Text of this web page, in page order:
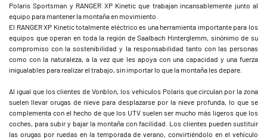
Polaris Sportsman y RANGER XP Kinetic que trabajan incansablemente junto al
equipo para mantener la montaña en movimiento.
El RANGER XP Kinetic totalmente eléctrico es una herramienta importante para los
equipos que operan en toda la región de Saalbach Hinterglemm, sinónimo de su
compromiso con la sostenibilidad y la responsabilidad tanto con las personas
como con la naturaleza, a la vez que les apoya con una capacidad y una fuerza
inigualables para realizar el trabajo, sin importar lo que la montaña les depare.
Al igual que los clientes de Vonblon, los vehículos Polaris que circulan por la zona
suelen llevar orugas de nieve para desplazarse por la nieve profunda, lo que se
complementa con el hecho de que los UTV suelen ser mucho más ligeros que los
coches, para subir y bajar la montaña con facilidad. Los clientes pueden sustituir
las orugas por ruedas en la temporada de verano, convirtiéndolo en el vehículo